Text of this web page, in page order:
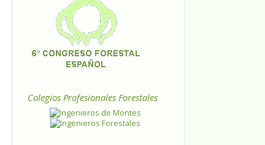
Colegios Profesionales Forestales